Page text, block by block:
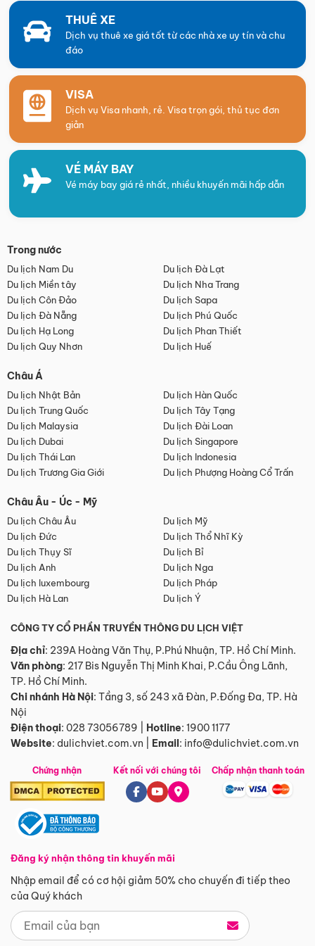
THUÊ XE
Dịch vụ thuê xe giá tốt từ các nhà xe uy tín và chu
đáo
VISA
Dịch vụ Visa nhanh, rẻ. Visa trọn gói, thủ tục đơn
giản
VÉ MÁY BAY
Vé máy bay giá rẻ nhất, nhiều khuyến mãi hấp dẫn
Trong nước
Du lịch Nam Du
Du lịch Đà Lạt
Du lịch Miền tây
Du lịch Nha Trang
Du lịch Côn Đảo
Du lịch Sapa
Du lịch Đà Nẵng
Du lịch Phú Quốc
Du lịch Hạ Long
Du lịch Phan Thiết
Du lịch Quy Nhơn
Du lịch Huế
Châu Á
Du lịch Nhật Bản
Du lịch Hàn Quốc
Du lịch Trung Quốc
Du lịch Tây Tạng
Du lịch Malaysia
Du lịch Đài Loan
Du lịch Dubai
Du lịch Singapore
Du lịch Thái Lan
Du lịch Indonesia
Du lịch Trương Gia Giới
Du lịch Phượng Hoàng Cổ Trấn
Châu Âu - Úc - Mỹ
Du lịch Châu Âu
Du lịch Mỹ
Du lịch Đức
Du lịch Thổ Nhĩ Kỳ
Du lịch Thụy Sĩ
Du lịch Bỉ
Du lịch Anh
Du lịch Nga
Du lịch luxembourg
Du lịch Pháp
Du lịch Hà Lan
Du lịch Ý
CÔNG TY CỔ PHẦN TRUYỀN THÔNG DU LỊCH VIỆT
Địa chỉ: 239A Hoàng Văn Thụ, P.Phú Nhuận, TP. Hồ Chí Minh.
Văn phòng: 217 Bis Nguyễn Thị Minh Khai, P.Cầu Ông Lãnh,
TP. Hồ Chí Minh.
Chi nhánh Hà Nội: Tầng 3, số 243 xã Đàn, P.Đống Đa, TP. Hà
Nội
Điện thoại: 028 73056789 Hotline: 1900 1177
Website: dulichviet.com.vn Email: info@dulichviet.com.vn
Chứng nhận
Đăng ký nhận thông tin khuyến mãi
Nhập email để có cơ hội giảm 50% cho chuyến đi tiếp theo
của Quý khách
Kết nối với chúng tôi Chấp nhận thanh toán